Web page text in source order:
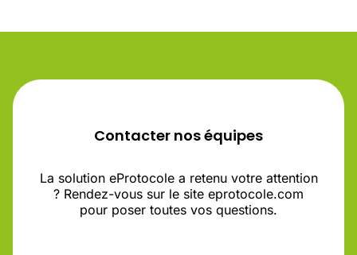
Contacter nos équipes
La solution eProtocole a retenu votre attention
? Rendez-vous sur le site eprotocole.com
pour poser toutes vos questions.